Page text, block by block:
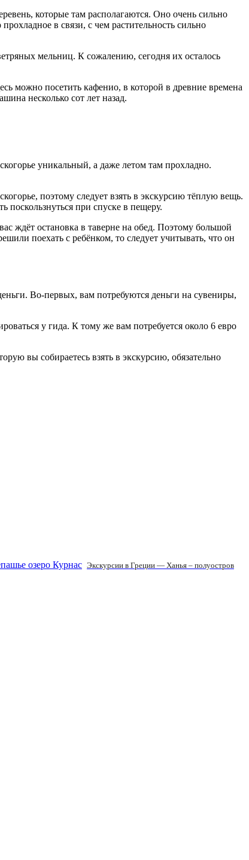
которые там располагаются. Оно очень сильно
в связи, с чем растительность сильно
мельниц. К сожалению, сегодня их осталось
можно посетить кафенио, в которой в древние времена
несколько сот лет назад.
уникальный, а даже летом там прохладно.
поэтому следует взять в экскурсию тёплую вещь.
поскользнуться при спуске в пещеру.
ждёт остановка в таверне на обед. Поэтому большой
поехать с ребёнком, то следует учитывать, что он
Во-первых, вам потребуются деньги на сувениры,
у гида. К тому же вам потребуется около 6 евро
вы собираетесь взять в экскурсию, обязательно
Экскурсии в Греции — Ханья – полуостров